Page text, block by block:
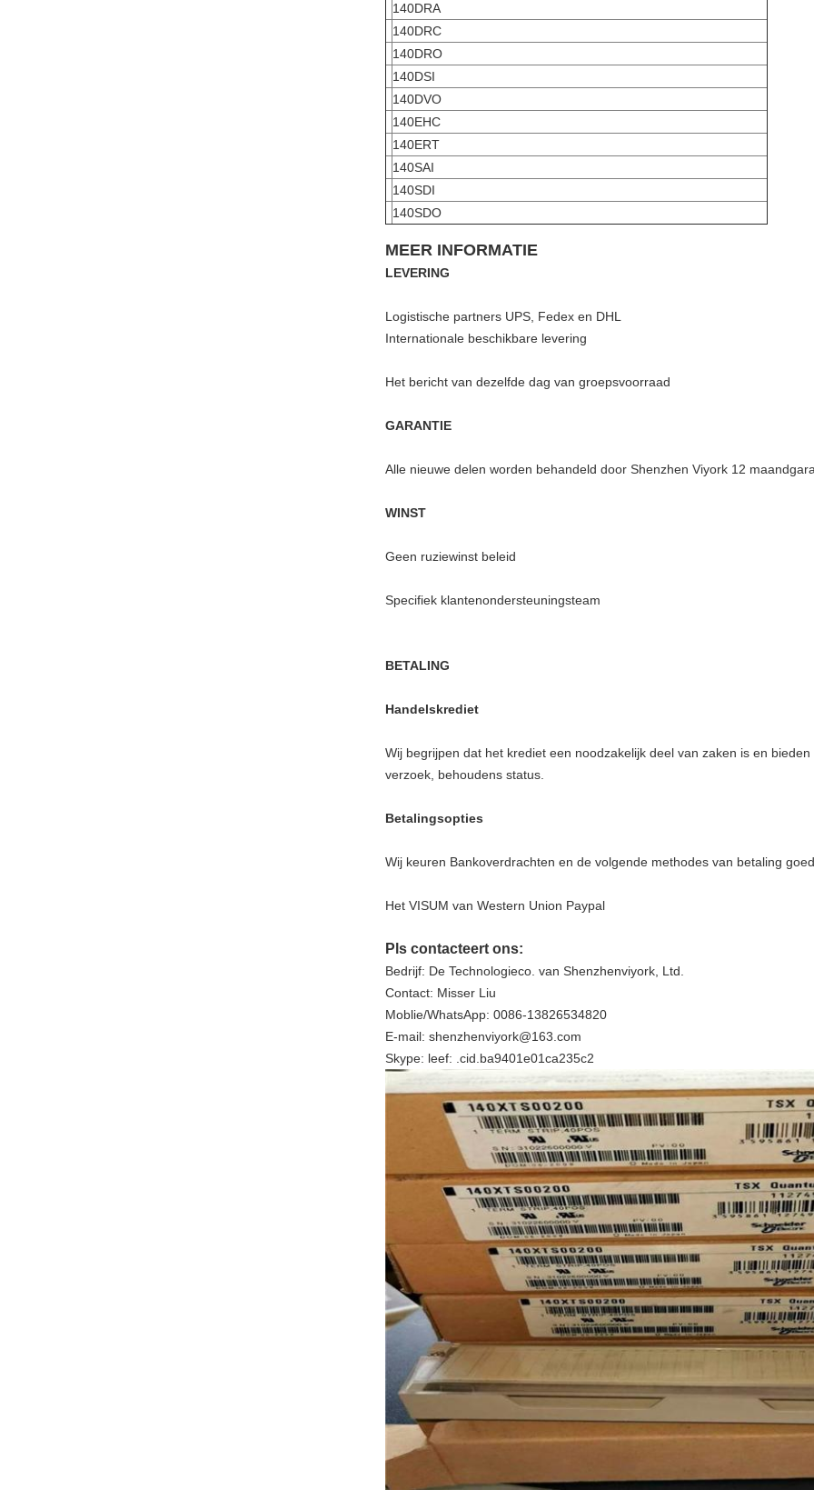
140DRA
140DRC
140DRO
140DSI
140DVO
140EHC
140ERT
140SAI
140SDI
140SDO
MEER INFORMATIE
LEVERING
Logistische partners UPS, Fedex en DHL
Internationale beschikbare levering
Het bericht van dezelfde dag van groepsvoorraad
GARANTIE
Alle nieuwe delen worden behandeld door Shenzhen Viyork 12
WINST
Geen ruziewinst beleid
Specifiek klantenondersteuningsteam
BETALING
Handelskrediet
Wij begrijpen dat het krediet een noodzakelijk deel van zaken is en
verzoek, behoudens status.
Betalingsopties
Wij keuren Bankoverdrachten en de volgende methodes van betaling
Het VISUM van Western Union Paypal
Pls contacteert ons:
Bedrijf: De Technologieco. van Shenzhenviyork, Ltd.
Contact: Misser Liu
Moblie/WhatsApp: 0086-13826534820
E-mail: shenzhenviyork@163.com
Skype: leef: .cid.ba9401e01ca235c2